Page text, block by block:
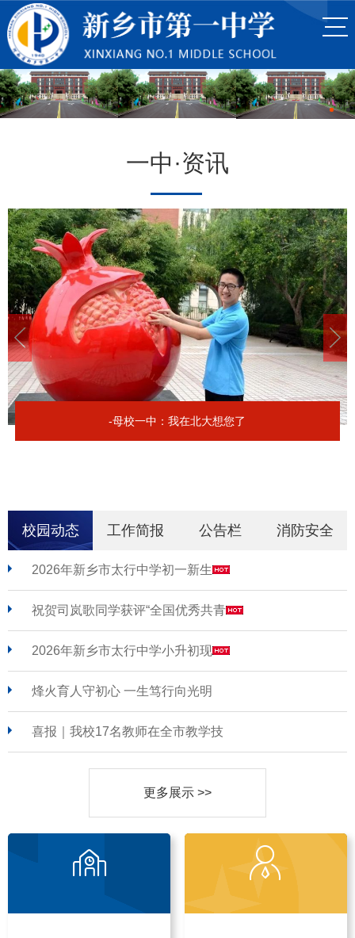
一中·资讯
-母校一中：我在北大想您了
校园动态 工作简报 公告栏 消防安全
2026年新乡市太行中学初一新生
祝贺司岚歌同学获评“全国优秀共青
2026年新乡市太行中学小升初现
烽火育人守初心 一生笃行向光明
喜报｜我校17名教师在全市教学技
更多展示 >>